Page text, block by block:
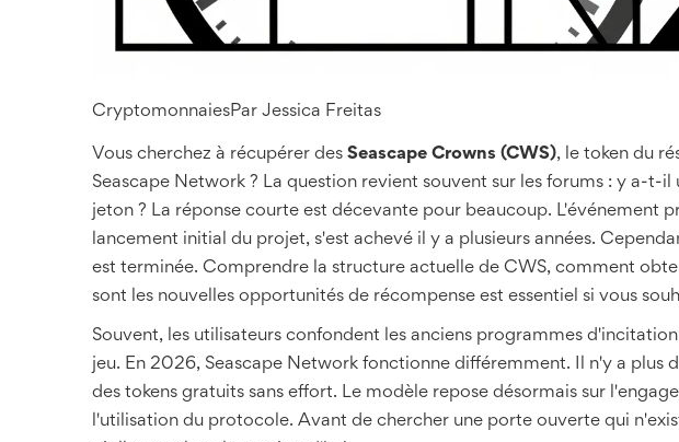
CryptomonnaiesPar Jessica Freitas
Vous cherchez à récupérer des Seascape Crowns (CWS), le token du
Seascape Network ? La question revient souvent sur les forums : y a-t-
jeton ? La réponse courte est décevante pour beaucoup. L'événement
lancement initial du projet, s'est achevé il y a plusieurs années.
est terminée. Comprendre la structure actuelle de CWS, comment
sont les nouvelles opportunités de récompense est essentiel si vous
Souvent, les utilisateurs confondent les anciens programmes
jeu. En 2026, Seascape Network fonctionne différemment. Il n'y a plus
des tokens gratuits sans effort. Le modèle repose désormais sur
l'utilisation du protocole. Avant de chercher une porte ouverte qui